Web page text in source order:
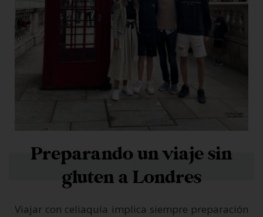
Preparando un viaje sin
gluten a Londres
Viajar con celiaquía implica siempre preparación